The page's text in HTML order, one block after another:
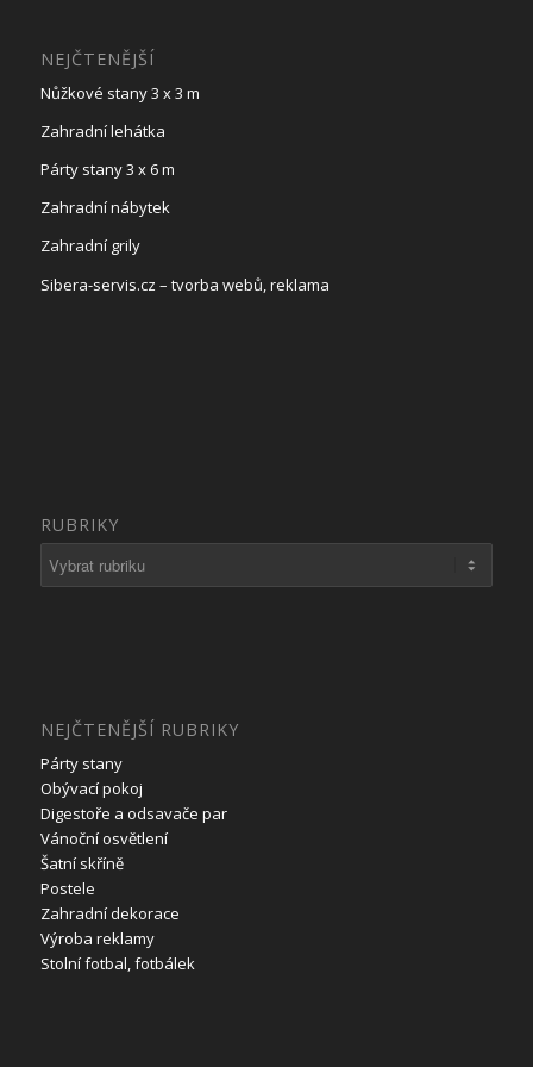
NEJČTENĚJŠÍ
Nůžkové stany 3 x 3 m
Zahradní lehátka
Párty stany 3 x 6 m
Zahradní nábytek
Zahradní grily
Sibera-servis.cz – tvorba webů, reklama
RUBRIKY
NEJČTENĚJŠÍ RUBRIKY
Párty stany
Obývací pokoj
Digestoře a odsavače par
Vánoční osvětlení
Šatní skříně
Postele
Zahradní dekorace
Výroba reklamy
Stolní fotbal, fotbálek